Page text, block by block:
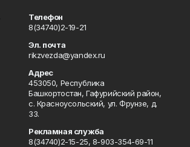
Телефон
8(34740)2-19-21
Эл. почта
rikzvezda@yandex.ru
Адрес
453050, Республика
Башкортостан, Гафурийский район,
с. Красноусольский, ул. Фрунзе, д.
33.
Рекламная служба
8(34740)2-15-25, 8-903-354-69-11